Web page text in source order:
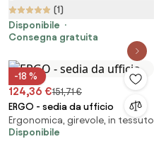
(1)
Disponibile
Consegna gratuita
-18 %
124,36 €151,71 €
ERGO - sedia da ufficio
Ergonomica, girevole, in tessuto
Disponibile